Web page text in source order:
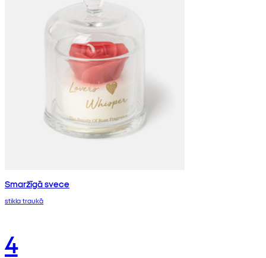
Smaržīgā svece
stikla traukā
4